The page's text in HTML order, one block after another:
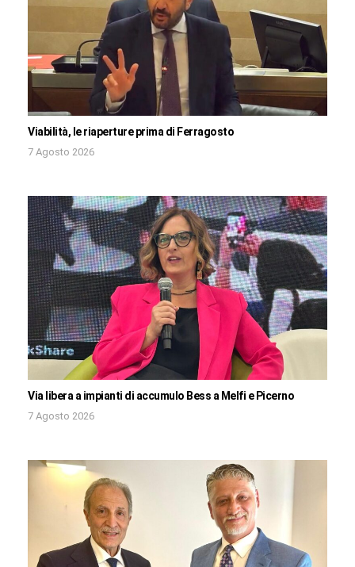
Viabilità, le riaperture prima di Ferragosto
7 Agosto 2026
Via libera a impianti di accumulo Bess a Melfi e Picerno
7 Agosto 2026